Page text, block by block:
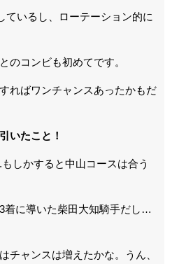
ているし、ローテーション的に
のコンビも初めてです。
ればワンチャンスあったかもだ
いたこと！
しかすると中山コースは合う
着に導いた柴田大知騎手だし…
チャンスは増えたかな。うん、